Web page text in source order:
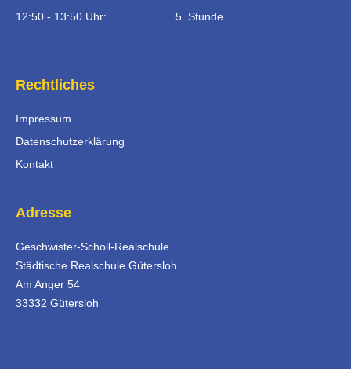
12:50 - 13:50 Uhr: 5. Stunde
Rechtliches
Impressum
Datenschutzerklärung
Kontakt
Adresse
Geschwister-Scholl-Realschule
Städtische Realschule Gütersloh
Am Anger 54
33332 Gütersloh